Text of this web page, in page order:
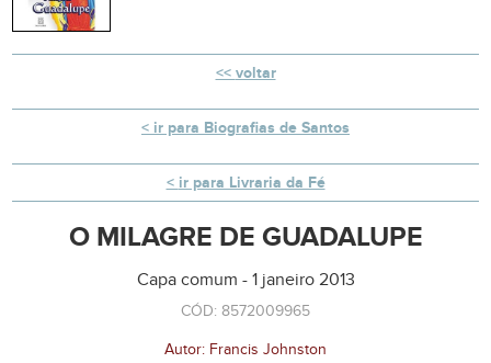
voltar
ir para Biografias de Santos
ir para Livraria da Fé
O MILAGRE DE GUADALUPE
Capa comum - 1 janeiro 2013
CÓD: 8572009965
Autor: Francis Johnston